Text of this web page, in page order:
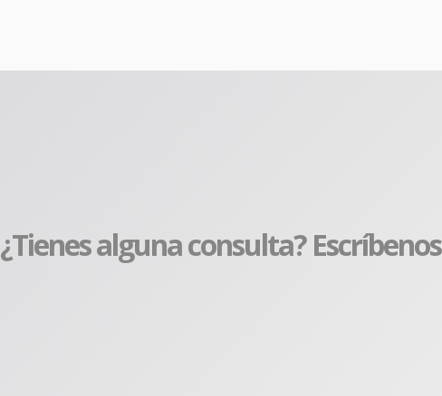
¿Tienes alguna consulta? Escríbenos